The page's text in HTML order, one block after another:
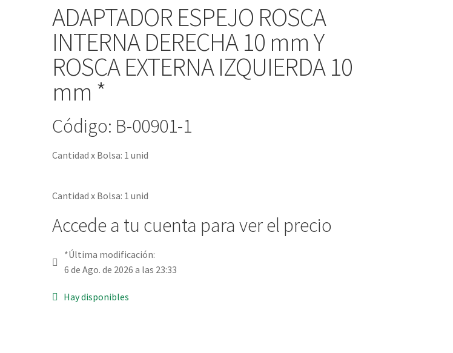
ADAPTADOR ESPEJO ROSCA
INTERNA DERECHA 10 mm Y
ROSCA EXTERNA IZQUIERDA 10
mm *
Código: B-00901-1
Cantidad x Bolsa: 1 unid
Cantidad x Bolsa: 1 unid
Accede a tu cuenta para ver el precio
*Última modificación:
6 de Ago. de 2026 a las 23:33
Hay disponibles